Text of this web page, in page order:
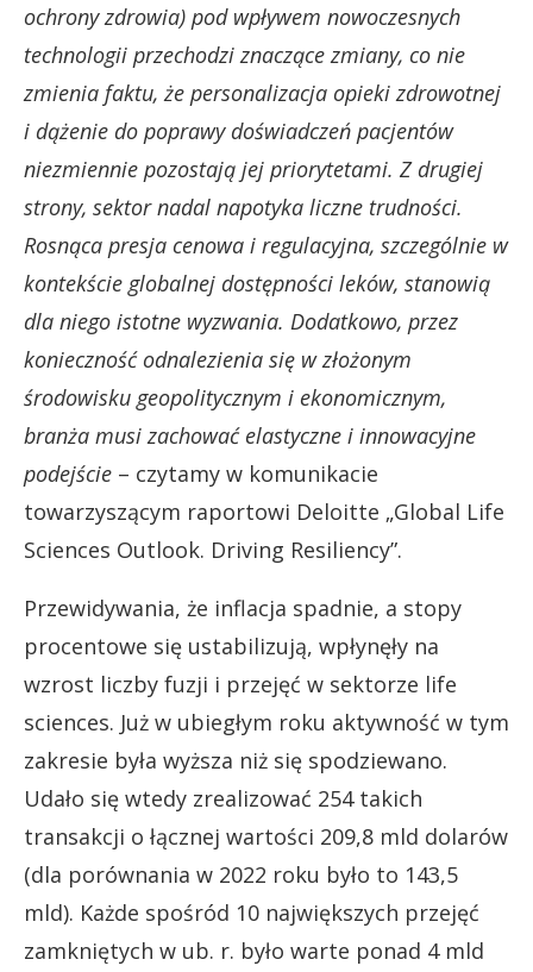
ochrony zdrowia) pod wpływem nowoczesnych
technologii przechodzi znaczące zmiany, co nie
zmienia faktu, że personalizacja opieki zdrowotnej
i dążenie do poprawy doświadczeń pacjentów
niezmiennie pozostają jej priorytetami. Z drugiej
strony, sektor nadal napotyka liczne trudności.
Rosnąca presja cenowa i regulacyjna, szczególnie w
kontekście globalnej dostępności leków, stanowią
dla niego istotne wyzwania. Dodatkowo, przez
konieczność odnalezienia się w złożonym
środowisku geopolitycznym i ekonomicznym,
branża musi zachować elastyczne i innowacyjne
podejście – czytamy w komunikacie
towarzyszącym raportowi Deloitte „Global Life
Sciences Outlook. Driving Resiliency”.
Przewidywania, że inflacja spadnie, a stopy
procentowe się ustabilizują, wpłynęły na
wzrost liczby fuzji i przejęć w sektorze life
sciences. Już w ubiegłym roku aktywność w tym
zakresie była wyższa niż się spodziewano.
Udało się wtedy zrealizować 254 takich
transakcji o łącznej wartości 209,8 mld dolarów
(dla porównania w 2022 roku było to 143,5
mld). Każde spośród 10 największych przejęć
zamkniętych w ub. r. było warte ponad 4 mld